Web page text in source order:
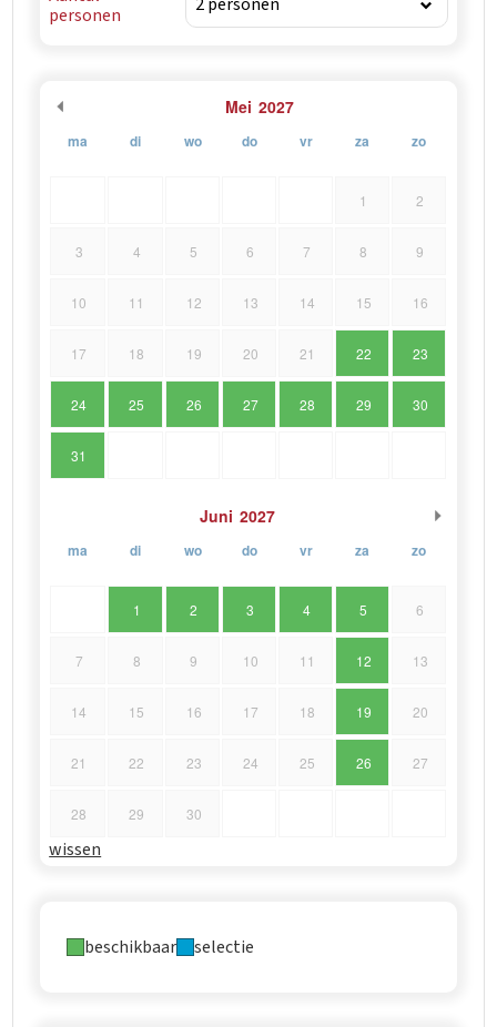
personen
Mei 2027
ma di wo do vr za zo
1 2
3 4 5 6 7 8 9
10 11 12 13 14 15 16
17 18 19 20 21 22 23
24 25 26 27 28 29 30
31
Juni 2027
ma di wo do vr za zo
1 2 3 4 5 6
7 8 9 10 11 12 13
14 15 16 17 18 19 20
21 22 23 24 25 26 27
28 29 30
wissen
beschikbaar selectie